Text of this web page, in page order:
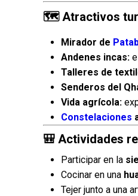
🗺️ Atractivos
Mirador de
Andenes incas:
Talleres de
Senderos del
Vida agrícola:
Constelaciones
🎒 Actividades
Participar en la
Cocinar en una
Tejer junto a una